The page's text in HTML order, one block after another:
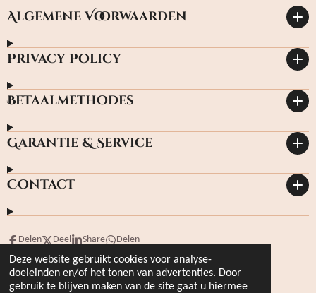
Deze website gebruikt cookies voor analyse-
doeleinden en/of het tonen van advertenties. Door
gebruik te blijven maken van de site gaat u hiermee
Algemene Voorwaarden
Privacy Policy
Betaalmethodes
Garantie & Service
Contact
Delen Deel Share Delen
© 2023 hoffmanbooks.nl Kvknr: 4950566
Powered byJouwWeb